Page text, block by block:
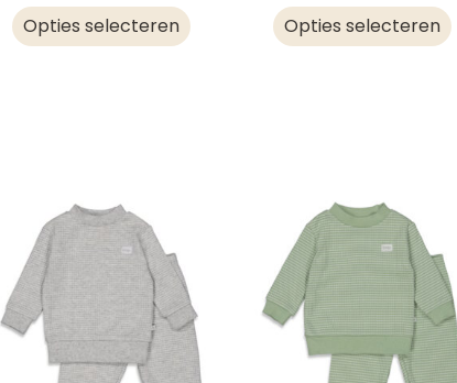
Opties selecteren
Opties selecteren